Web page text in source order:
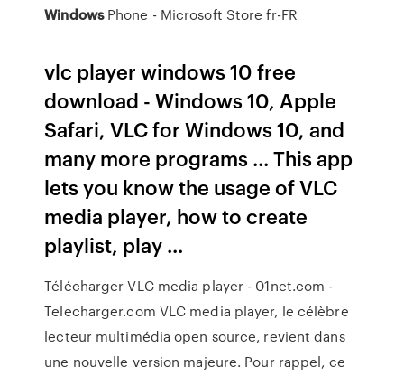
WindowsPhone - Microsoft Store fr-FR
vlc player windows 10 free
download - Windows 10, Apple
Safari, VLC for Windows 10, and
many more programs ... This app
lets you know the usage of VLC
media player, how to create
playlist, play ...
Télécharger VLC media player - 01net.com -
Telecharger.com VLC media player, le célèbre
lecteur multimédia open source, revient dans
une nouvelle version majeure. Pour rappel, ce